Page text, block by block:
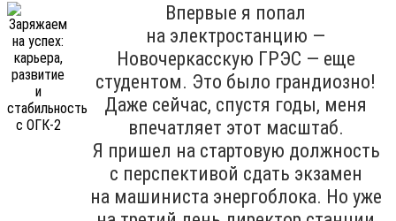
Впервые я попал
на электростанцию —
Новочеркасскую ГРЭС — еще
студентом. Это было грандиозно!
Даже сейчас, спустя годы, меня
впечатляет этот масштаб.
Я пришел на стартовую должность
с перспективой сдать экзамен
на машиниста энергоблока. Но уже